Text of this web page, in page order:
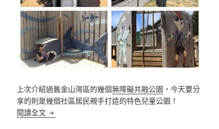
上次介紹過舊金山灣區的幾個無障礙共融公園 ，今天要分
享的則是幾個社區居民親手打造的特色兒童公園！
閱讀全文 社區居民親手打造的兒童公園